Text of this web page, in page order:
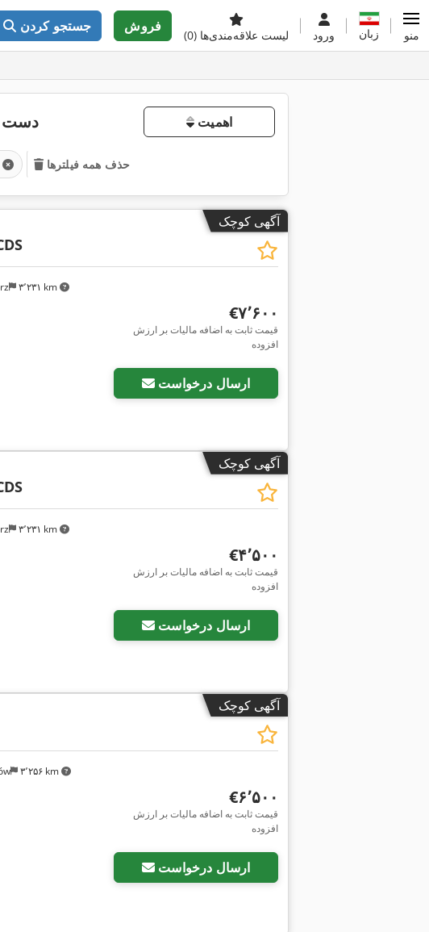
جستجو کردن فروش
لیست علاقه‌مندی‌ها (0) ورود زبان منو
دست اهمیت
حذف همه فیلترها
آگهی کوچک
۳٬۲۳۱ km
‎€۷٬۶۰۰
قیمت ثابت به اضافه مالیات بر ارزش
افزوده
ارسال درخواست
آگهی کوچک
۳٬۲۳۱ km
‎€۴٬۵۰۰
قیمت ثابت به اضافه مالیات بر ارزش
افزوده
ارسال درخواست
آگهی کوچک
۳٬۲۵۶ km
‎€۶٬۵۰۰
قیمت ثابت به اضافه مالیات بر ارزش
افزوده
ارسال درخواست